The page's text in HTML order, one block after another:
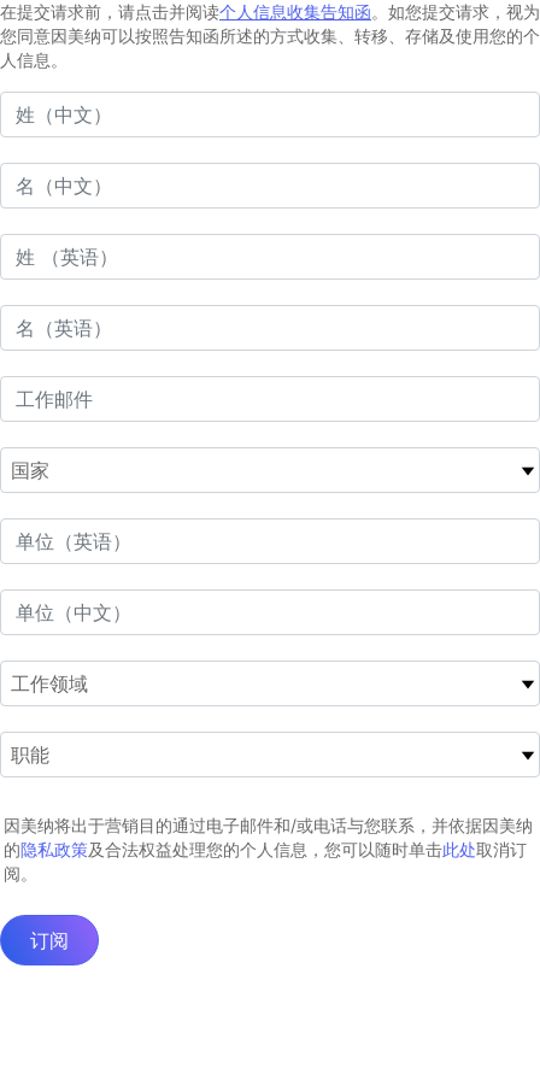
在提交请求前，请点击并阅读个人信息收集告知函。如您提交请求，视为
您同意因美纳可以按照告知函所述的方式收集、转移、存储及使用您的个
人信息。
因美纳将出于营销目的通过电子邮件和/或电话与您联系，并依据因美纳
的隐私政策及合法权益处理您的个人信息，您可以随时单击此处取消订
阅。
订阅